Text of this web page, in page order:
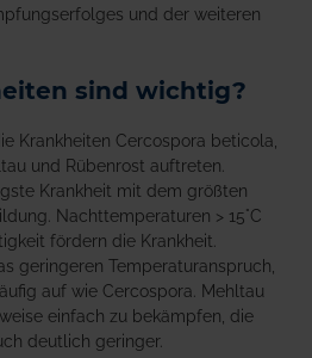
und der weiteren
sind wichtig?
Krankheiten Cercospora beticola,
und Rübenrost auftreten.
Krankheit mit dem größten
Nachttemperaturen > 15°C
fördern die Krankheit.
geringeren Temperaturanspruch,
auf wie Cercospora. Mehltau
einfach zu bekämpfen, die
deutlich geringer.